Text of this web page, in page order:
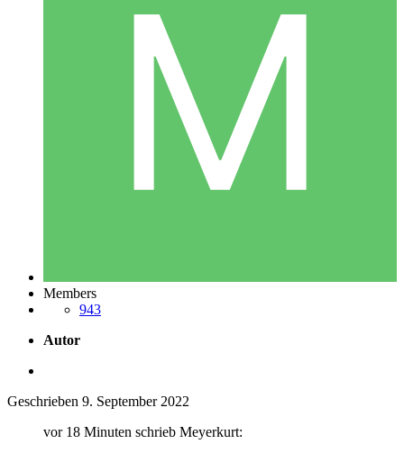
Members
943
Autor
Geschrieben 9. September 2022
vor 18 Minuten schrieb Meyerkurt: